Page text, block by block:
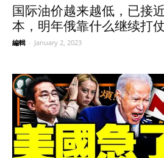
国际油价越来越低，已接
本，明年俄靠什么继续打
編輯 - January 2, 2023